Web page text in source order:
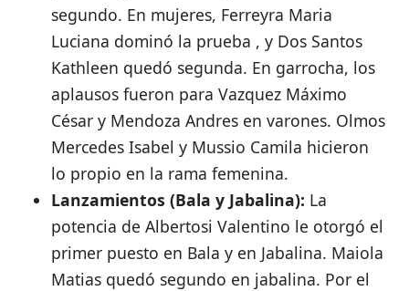
segundo. En mujeres, Ferreyra Maria
Luciana dominó la prueba , y Dos Santos
Kathleen quedó segunda. En garrocha, los
aplausos fueron para Vazquez Máximo
César y Mendoza Andres en varones. Olmos
Mercedes Isabel y Mussio Camila hicieron
lo propio en la rama femenina.
Lanzamientos (Bala y Jabalina): La
potencia de Albertosi Valentino le otorgó el
primer puesto en Bala y en Jabalina. Maiola
Matias quedó segundo en jabalina. Por el